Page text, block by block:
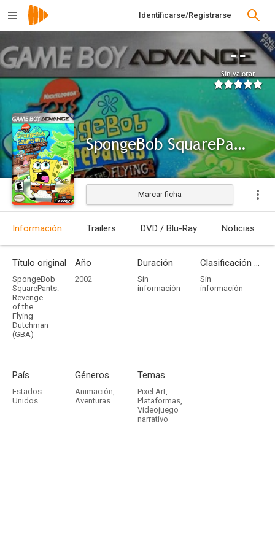
Identificarse/Registrarse
--
Sin valorar
SpongeBob SquarePants: Revenge of the Flying Dutchman (GBA)
Marcar ficha
Información Trailers DVD / Blu-Ray Noticias
Título original
SpongeBob
SquarePants:
Revenge
of the
Flying
Dutchman
(GBA)
Año
2002
Duración
Sin
información
Clasificación por edades
Sin
información
País
Estados
Unidos
Géneros
Animación,
Aventuras
Temas
Pixel Art,
Plataformas,
Videojuego
narrativo